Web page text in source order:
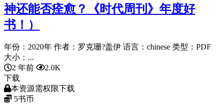
神还能否痊愈？《时代周刊》年度好
书！）
年份：2020年 作者：罗克珊?盖伊 语言：chinese 类型：PDF
大小：...
2 年前
2.0K
下载
本资源需权限下载
5书币